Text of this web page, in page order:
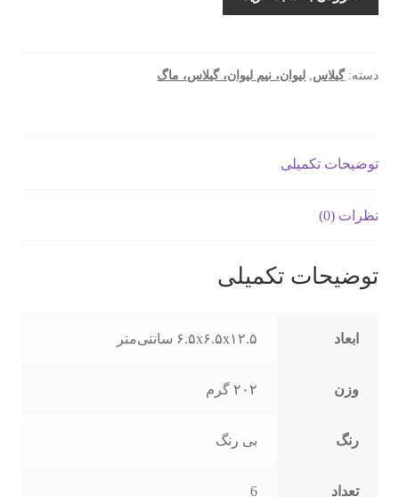
مجموعه
دسته: گیلاس, لیوان، نیم لیوان، گیلاس، ماگ
توضیحات تکمیلی
نظرات (0)
توضیحات تکمیلی
ابعاد ۶.۵x۶.۵x۱۲.۵ سانتی‌متر
وزن ۲۰۲ گرم
رنگ بی رنگ
تعداد 6